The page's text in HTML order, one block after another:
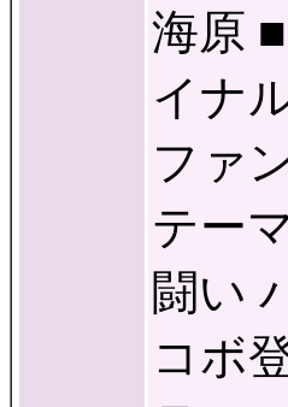
海原
イナ
ファ
テー
闘い
コボ